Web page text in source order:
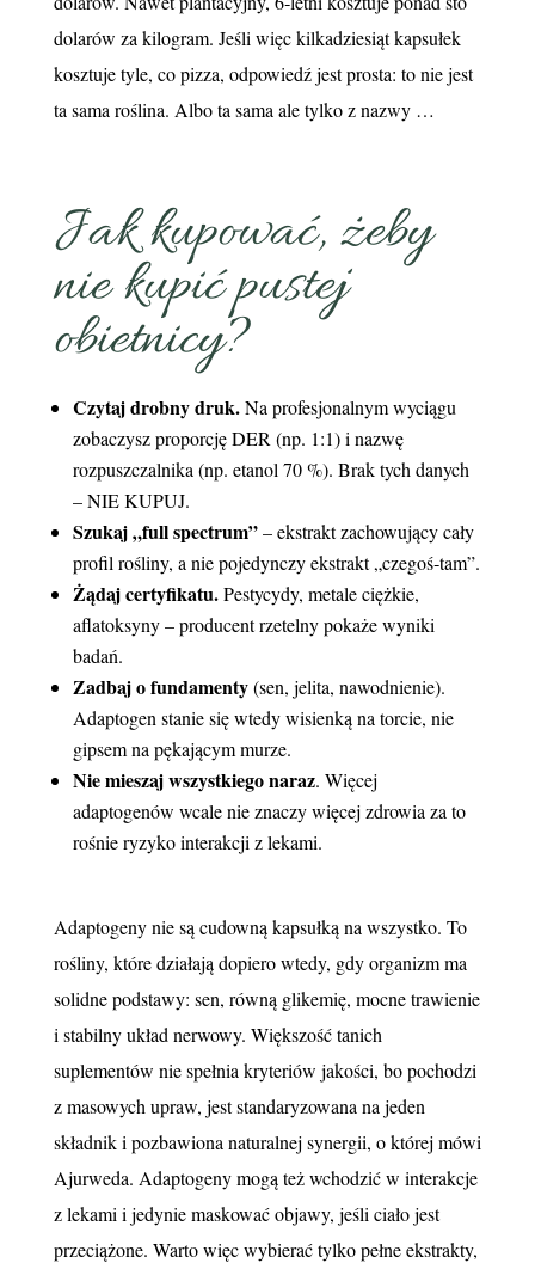
dolarów za kilogram. Jeśli więc kilkadziesiąt kapsułek
kosztuje tyle, co pizza, odpowiedź jest prosta: to nie jest
ta sama roślina. Albo ta sama ale tylko z nazwy …
Jak kupować, żeby
nie kupić pustej
obietnicy?
Czytaj drobny druk.Na profesjonalnym wyciągu
zobaczysz proporcję DER (np. 1:1) i nazwę
rozpuszczalnika (np. etanol 70 %). Brak tych danych
– NIE KUPUJ.
Szukaj „full spectrum”– ekstrakt zachowujący cały
profil rośliny, a nie pojedynczy ekstrakt „czegoś‑tam”.
Żądaj certyfikatu.Pestycydy, metale ciężkie,
aflatoksyny – producent rzetelny pokaże wyniki
badań.
Zadbaj o fundamenty(sen, jelita, nawodnienie).
Adaptogen stanie się wtedy wisienką na torcie, nie
gipsem na pękającym murze.
Nie mieszaj wszystkiego naraz. Więcej
adaptogenów wcale nie znaczy więcej zdrowia za to
rośnie ryzyko interakcji z lekami.
Adaptogeny nie są cudowną kapsułką na wszystko. To
rośliny, które działają dopiero wtedy, gdy organizm ma
solidne podstawy: sen, równą glikemię, mocne trawienie
i stabilny układ nerwowy. Większość tanich
suplementów nie spełnia kryteriów jakości, bo pochodzi
z masowych upraw, jest standaryzowana na jeden
składnik i pozbawiona naturalnej synergii, o której mówi
Ajurweda. Adaptogeny mogą też wchodzić w interakcje
z lekami i jedynie maskować objawy, jeśli ciało jest
przeciążone. Warto więc wybierać tylko pełne ekstrakty,